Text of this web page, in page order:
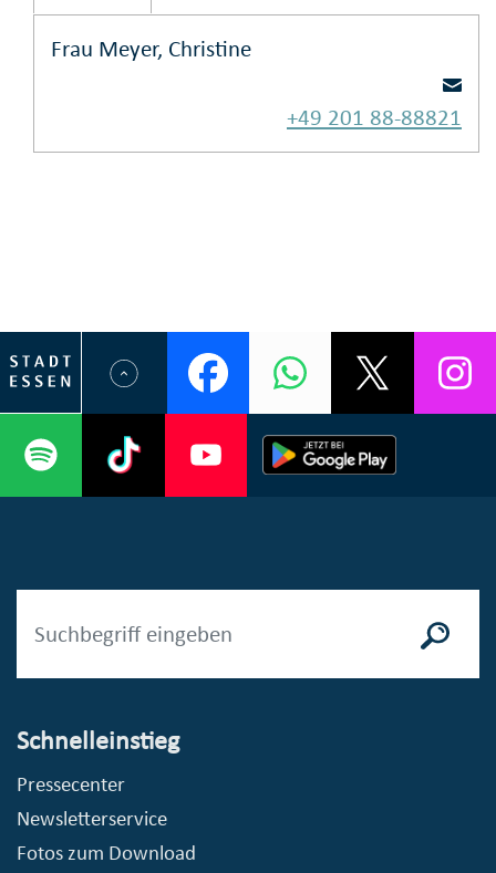
Frau Meyer, Christine
+49 201 88-88821
Schnelleinstieg
Pressecenter
Newsletterservice
Fotos zum Download